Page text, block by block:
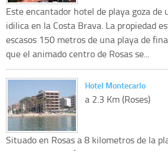
Este encantador hotel de playa goza de
idilica en la Costa Brava. La propiedad
escasos 150 metros de una playa de
que el animado centro de Rosas se...
Hotel Montecarlo
a 2.3 Km (Roses)
Situado en Rosas a 8 kilometros de la